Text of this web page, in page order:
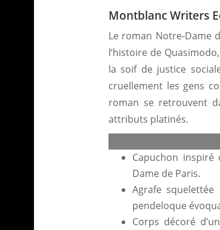
Montblanc Writers
Le roman Notre-Dame
l’histoire de
la soif de justice
cruellement les gens
roman se retrouvent
attributs platinés.
Capuchon
Dame de Paris.
Agrafe
pendeloque
Corps décoré